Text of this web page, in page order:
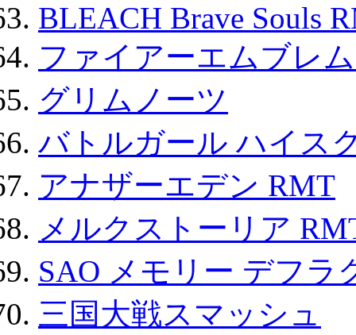
BLEACH Brave Souls
ファイアーエムブレ
グリムノーツ
バトルガール ハイス
アナザーエデン RMT
メルクストーリア
SAO メモリー デフラ
三国大戦スマッシュ